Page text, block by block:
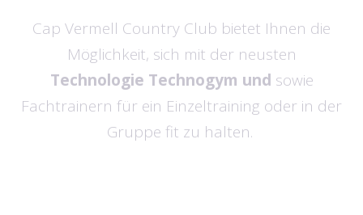
Cap Vermell Country Club bietet Ihnen die
Möglichkeit, sich mit der neusten
Technologie Technogym und sowie
Fachtrainern für ein Einzeltraining oder in der
Gruppe fit zu halten.